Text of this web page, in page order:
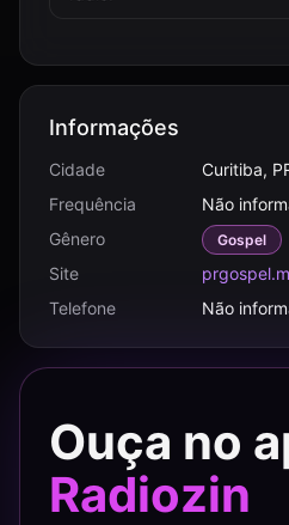
Informações
Cidade
Curitiba,
Frequência
Não
Gênero
Gospel
Site
Telefone
Não
Ouça no
Radiozin